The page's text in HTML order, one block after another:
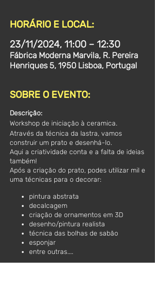
HORÁRIO E LOCAL:
23/11/2024, 11:00 – 12:30
Fábrica Moderna Marvila, R. Pereira
Henriques 5, 1950 Lisboa, Portugal
SOBRE O EVENTO:
Descrição:
Workshop de iniciação à ceramica.
Através da técnica da lastra, vamos
construir um prato e desenhá-lo.
Aqui a criatividade conta e a falta de ideias
também!
Após a criação do prato, podes utilizar mil e
uma técnicas para o decorar:
pintura abstrata
decalcagem
criação de ornamentos em 3D
desenho/pintura realista
técnica das bolhas de sabão
esponjar
entre outras....